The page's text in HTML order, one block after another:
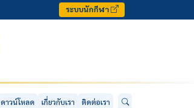
ระบบนักกีฬา
ดาวน์โหลด เกี่ยวกับเรา ติดต่อเรา